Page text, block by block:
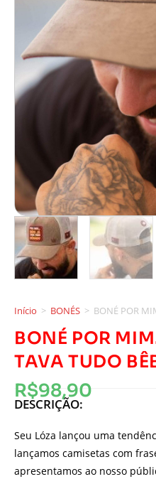
Início > BONÉS > BONÉ POR
BONÉ POR
TAVA TUDO
R$98,90
DESCRIÇÃO:
Seu Lóza lançou uma
lançamos camisetas com
apresentamos ao nosso